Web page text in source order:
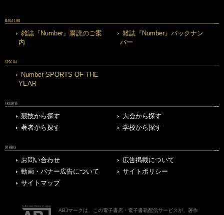
MAGAZINE
雑誌『Number』購読のご案
内
雑誌『Number』バックナン
バー
SPECIAL
Number SPORTS OF THE
YEAR
ARCHIVE
競技から探す
大会から探す
著者から探す
学校から探す
OTHERS
お問い合わせ
広告掲載について
動画・バナー広告について
サイトポリシー
サイトマップ
ABJマークは、この電子書店・電子書籍配信サービスが、著作